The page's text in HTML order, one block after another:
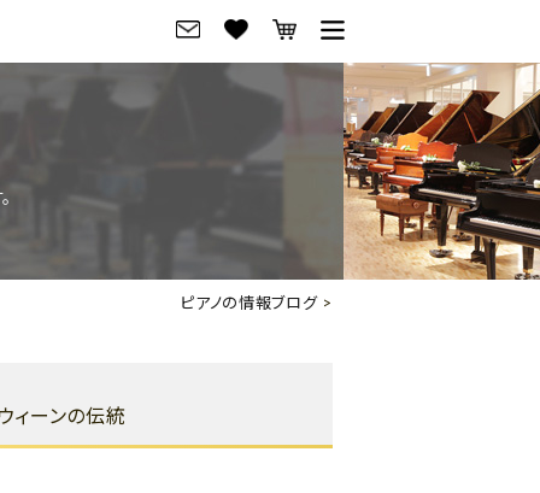
ブランド紹介
ノ価格一覧
ご来店・試弾予約
ご来店・ご試弾予約
会社概要
ピアノの情報ブログ>
ィーンの伝統